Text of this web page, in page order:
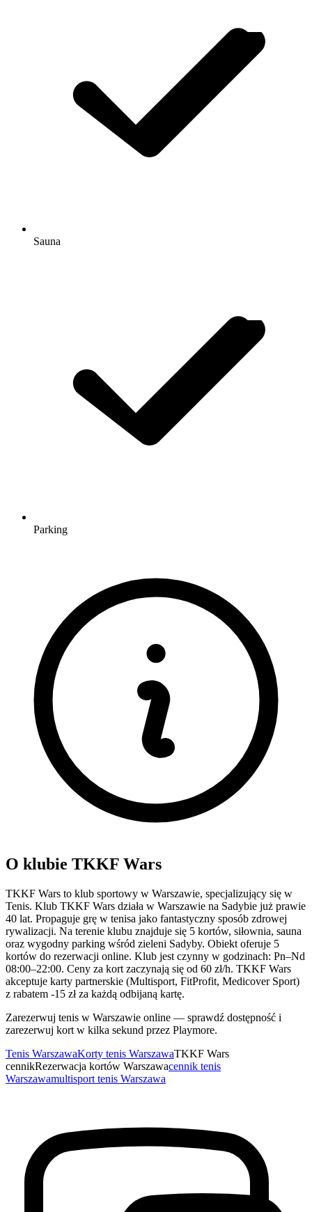
Sauna
Parking
O klubie TKKF Wars
TKKF Wars to klub sportowy w Warszawie, specjalizujący się w
Tenis. Klub TKKF Wars działa w Warszawie na Sadybie już prawie
40 lat. Propaguje grę w tenisa jako fantastyczny sposób zdrowej
rywalizacji. Na terenie klubu znajduje się 5 kortów, siłownia, sauna
oraz wygodny parking wśród zieleni Sadyby. Obiekt oferuje 5
kortów do rezerwacji online. Klub jest czynny w godzinach: Pn–Nd
08:00–22:00. Ceny za kort zaczynają się od 60 zł/h. TKKF Wars
akceptuje karty partnerskie (Multisport, FitProfit, Medicover Sport)
z rabatem -15 zł za każdą odbijaną kartę.
Zarezerwuj tenis w Warszawie online — sprawdź dostępność i
zarezerwuj kort w kilka sekund przez Playmore.
Tenis WarszawaKorty tenis WarszawaTKKF Wars
cennikRezerwacja kortów Warszawacennik tenis
Warszawamultisport tenis Warszawa